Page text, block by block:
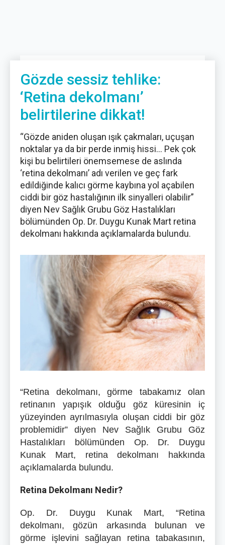
Gözde sessiz tehlike:
‘Retina dekolmanı’
belirtilerine dikkat!
“Gözde aniden oluşan ışık çakmaları, uçuşan
noktalar ya da bir perde inmiş hissi… Pek çok
kişi bu belirtileri önemsemese de aslında
‘retina dekolmanı’ adı verilen ve geç fark
edildiğinde kalıcı görme kaybına yol açabilen
ciddi bir göz hastalığının ilk sinyalleri olabilir”
diyen Nev Sağlık Grubu Göz Hastalıkları
bölümünden Op. Dr. Duygu Kunak Mart retina
dekolmanı hakkında açıklamalarda bulundu.
“Retina dekolmanı, görme tabakamız olan
retinanın yapışık olduğu göz küresinin iç
yüzeyinden ayrılmasıyla oluşan ciddi bir göz
problemidir” diyen Nev Sağlık Grubu Göz
Hastalıkları bölümünden Op. Dr. Duygu
Kunak Mart, retina dekolmanı hakkında
açıklamalarda bulundu.
Retina Dekolmanı Nedir?
Op. Dr. Duygu Kunak Mart, “Retina
dekolmanı, gözün arkasında bulunan ve
görme işlevini sağlayan retina tabakasının,